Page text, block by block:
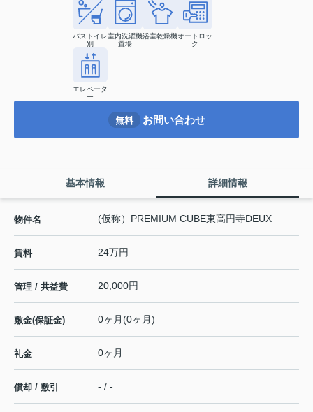
バストイレ
別
室内洗濯機
置場
浴室乾燥機オートロッ
ク
エレベータ
ー
無料 お問い合わせ
基本情報 詳細情報
物件名 (仮称）PREMIUM CUBE東高円寺DEUX
賃料 24万円
管理 / 共益費 20,000円
敷金(保証金) 0ヶ月(0ヶ月)
礼金 0ヶ月
償却 / 敷引 - / -